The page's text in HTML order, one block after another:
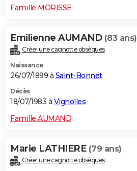
Famille MORISSE
Emilienne AUMAND (83 ans)
Créer une cagnotte obsèques
Naissance
26/07/1899 à Saint-Bonnet
Décès
18/07/1983 à Vignolles
Famille AUMAND
Marie LATHIERE (79 ans)
Créer une cagnotte obsèques